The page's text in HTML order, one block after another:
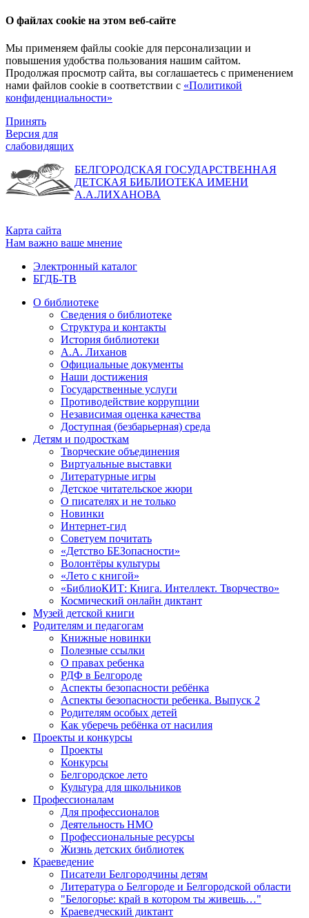
О файлах cookie на этом веб-сайте
Мы применяем файлы cookie для персонализации и
повышения удобства пользования нашим сайтом.
Продолжая просмотр сайта, вы соглашаетесь с применением
нами файлов cookie в соответствии с «Политикой
конфиденциальности»
Принять
Версия для
слабовидящих
БЕЛГОРОДСКАЯ ГОСУДАРСТВЕННАЯ
ДЕТСКАЯ БИБЛИОТЕКА ИМЕНИ
А.А.ЛИХАНОВА
Карта сайта
Нам важно ваше мнение
Электронный каталог
БГДБ-ТВ
О библиотеке
Сведения о библиотеке
Структура и контакты
История библиотеки
А.А. Лиханов
Официальные документы
Наши достижения
Государственные услуги
Противодействие коррупции
Независимая оценка качества
Доступная (безбарьерная) среда
Детям и подросткам
Творческие объединения
Виртуальные выставки
Литературные игры
Детское читательское жюри
О писателях и не только
Новинки
Интернет-гид
Советуем почитать
«Детство БЕЗопасности»
Волонтёры культуры
«Лето с книгой»
«БиблиоКИТ: Книга. Интеллект. Творчество»
Космический онлайн диктант
Музей детской книги
Родителям и педагогам
Книжные новинки
Полезные ссылки
О правах ребенка
РДФ в Белгороде
Аспекты безопасности ребёнка
Аспекты безопасности ребенка. Выпуск 2
Родителям особых детей
Как уберечь ребёнка от насилия
Проекты и конкурсы
Проекты
Конкурсы
Белгородское лето
Культура для школьников
Профессионалам
Для профессионалов
Деятельность НМО
Профессиональные ресурсы
Жизнь детских библиотек
Краеведение
Писатели Белгородчины детям
Литература о Белгороде и Белгородской области
"Белогорье: край в котором ты живешь…"
Краеведческий диктант